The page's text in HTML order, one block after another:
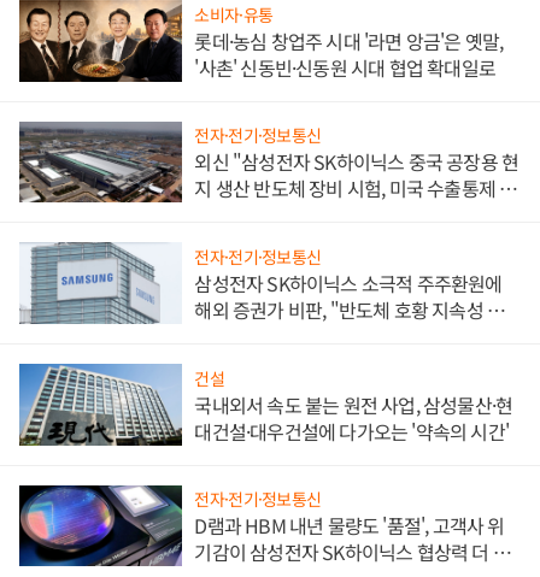
소비자·유통
롯데·농심 창업주 시대 '라면 앙금'은 옛말,
'사촌' 신동빈·신동원 시대 협업 확대일로
전자·전기·정보통신
외신 "삼성전자 SK하이닉스 중국 공장용 현
지 생산 반도체 장비 시험, 미국 수출통제 대
전자·전기·정보통신
삼성전자 SK하이닉스 소극적 주주환원에
해외 증권가 비판, "반도체 호황 지속성 의
건설
국내외서 속도 붙는 원전 사업, 삼성물산·현
대건설·대우건설에 다가오는 '약속의 시간'
전자·전기·정보통신
D램과 HBM 내년 물량도 '품절', 고객사 위
기감이 삼성전자 SK하이닉스 협상력 더 키